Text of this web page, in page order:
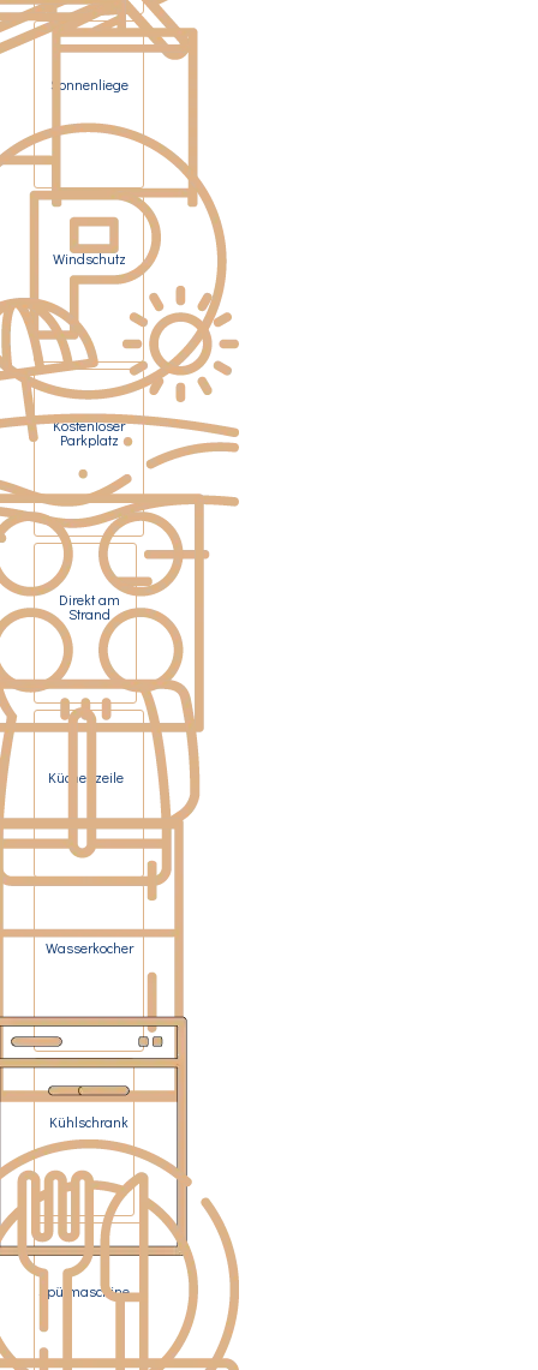
Sonnenliege
Windschutz
Kostenloser
Parkplatz
Direkt am
Strand
Küchenzeile
Wasserkocher
Kühlschrank
Spülmaschine